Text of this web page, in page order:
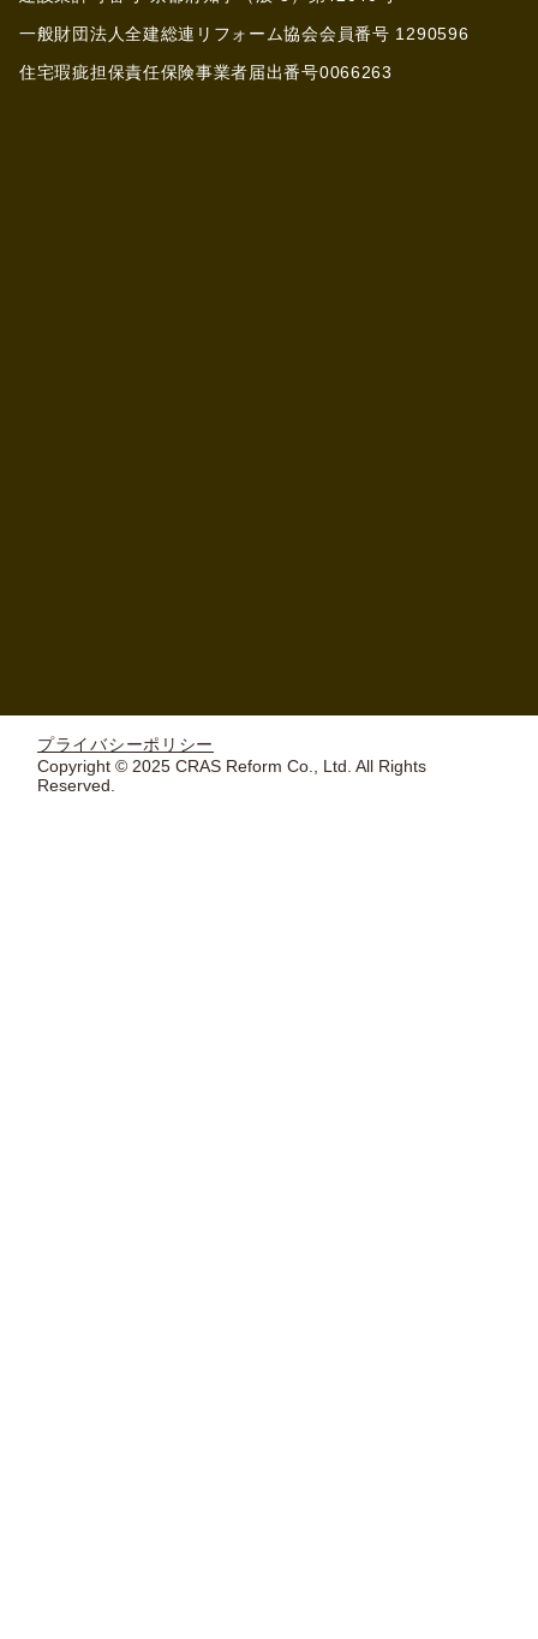
一般財団法人全建総連リフォーム協会会員番号 1290596
住宅瑕疵担保責任保険事業者届出番号0066263
プライバシーポリシー
Copyright © 2025 CRAS Reform Co., Ltd. All Rights
Reserved.